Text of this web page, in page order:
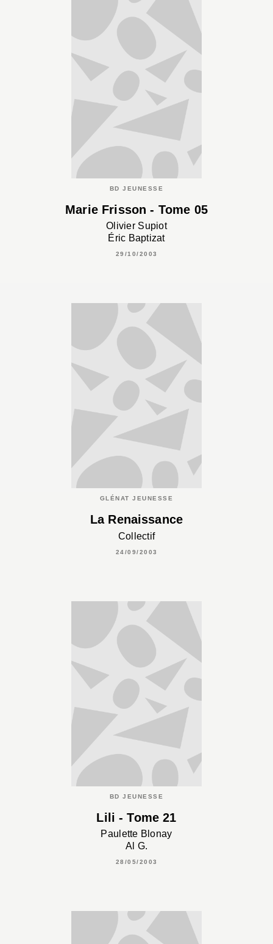
BD JEUNESSE
Marie Frisson - Tome 05
Olivier Supiot
Éric Baptizat
29/10/2003
GLÉNAT JEUNESSE
La Renaissance
Collectif
24/09/2003
BD JEUNESSE
Lili - Tome 21
Paulette Blonay
Al G.
28/05/2003